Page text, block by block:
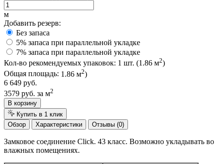
м
Добавить резерв:
Без запаса
5% запаса при параллельной укладке
7% запаса при параллельной укладке
Кол-во рекомендуемых упаковок: 1 шт. (1.86 м2)
Общая площадь: 1.86 м2)
6 649 руб.
3579 руб. за м2
В корзину
Купить в 1 клик
Обзор
Характеристики Отзывы (0)
Замковое соединение Click. 43 класс. Возможно укладывать во
влажных помещениях.